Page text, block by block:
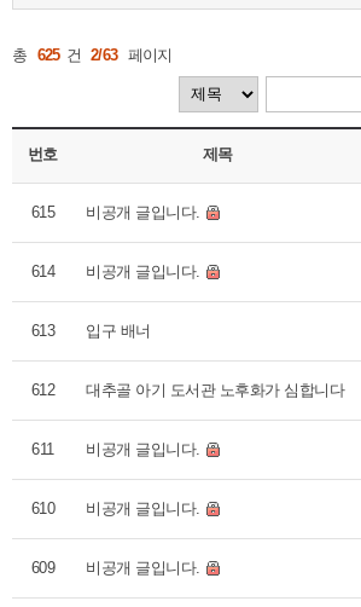
총 625 건 2/63 페이지
번호 제목
615 비공개 글입니다.
614 비공개 글입니다.
613 입구 배너
612 대추골 아기 도서관 노후화가 심합니다
611 비공개 글입니다.
610 비공개 글입니다.
609 비공개 글입니다.